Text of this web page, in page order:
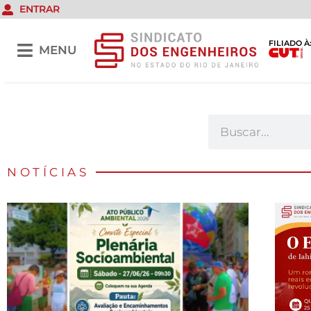
ENTRAR
MENU
FILIADO À:
NOTÍCIAS